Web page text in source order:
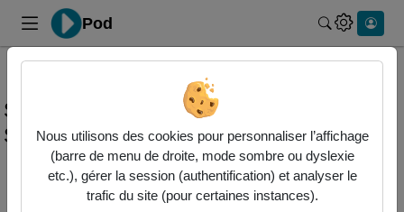
Pod
Statistiques de visualisation de la vidéo
Sadémmar.mp4
Modifier la période de
visualisation
Nous utilisons des cookies pour personnaliser l’affichage
(barre de menu de droite, mode sombre ou dyslexie
etc.), gérer la session (authentification) et analyser le
trafic du site (pour certaines instances).